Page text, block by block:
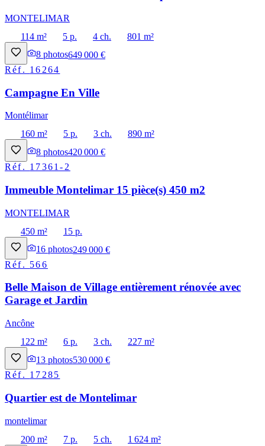
MONTELIMAR
114 m²
5 p. 4 ch.
801 m²
8 photos649 000 €
Réf. 16264
Campagne En Ville
Montélimar
160 m²
5 p. 3 ch.
890 m²
8 photos420 000 €
Réf. 17361-2
Immeuble Montelimar 15 pièce(s) 450 m2
MONTELIMAR
450 m²
15 p.
16 photos249 000 €
Réf. 566
Belle Maison de Village entièrement rénovée avec
Garage et Jardin
Ancône
122 m²
6 p. 3 ch.
227 m²
13 photos530 000 €
Réf. 17285
Quartier est de Montelimar
montelimar
200 m²
7 p. 5 ch.
1 624 m²